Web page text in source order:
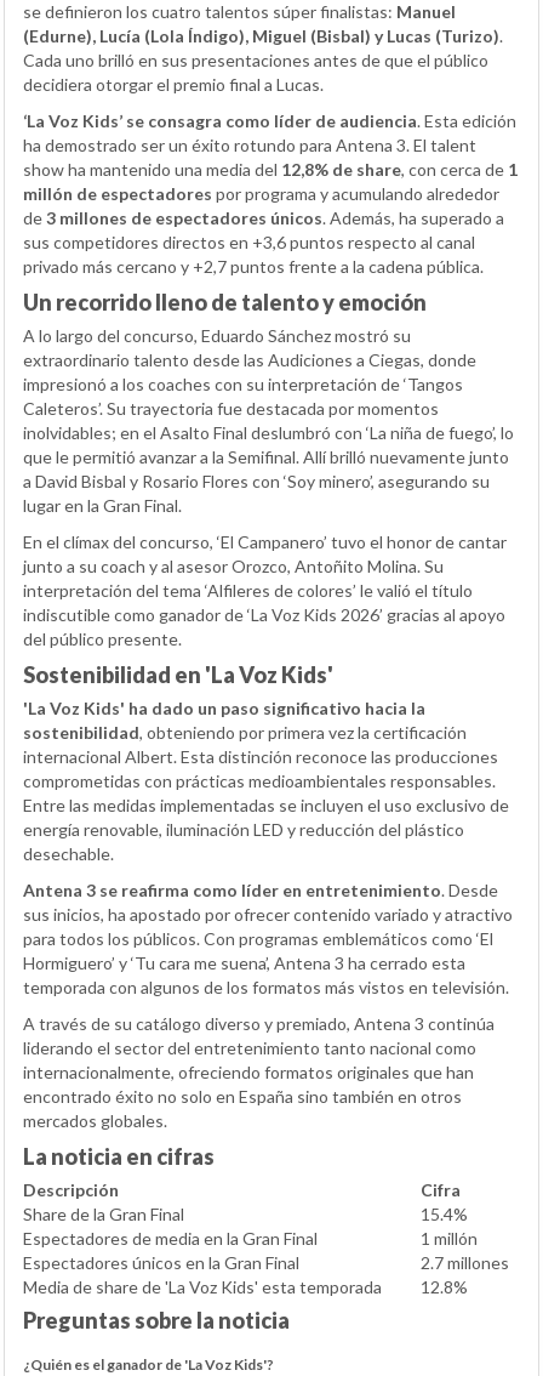
se definieron los cuatro talentos súper finalistas: Manuel
(Edurne), Lucía (Lola Índigo), Miguel (Bisbal) y Lucas (Turizo).
Cada uno brilló en sus presentaciones antes de que el público
decidiera otorgar el premio final a Lucas.
‘La Voz Kids’ se consagra como líder de audiencia. Esta edición
ha demostrado ser un éxito rotundo para Antena 3. El talent
show ha mantenido una media del 12,8% de share, con cerca de 1
millón de espectadores por programa y acumulando alrededor
de3 millones de espectadores únicos. Además, ha superado a
sus competidores directos en +3,6 puntos respecto al canal
privado más cercano y +2,7 puntos frente a la cadena pública.
Un recorrido lleno de talento y emoción
A lo largo del concurso, Eduardo Sánchez mostró su
extraordinario talento desde las Audiciones a Ciegas, donde
impresionó a los coaches con su interpretación de ‘Tangos
Caleteros’. Su trayectoria fue destacada por momentos
inolvidables; en el Asalto Final deslumbró con ‘La niña de fuego’, lo
que le permitió avanzar a la Semifinal. Allí brilló nuevamente junto
a David Bisbal y Rosario Flores con ‘Soy minero’, asegurando su
lugar en la Gran Final.
En el clímax del concurso, ‘El Campanero’ tuvo el honor de cantar
junto a su coach y al asesor Orozco, Antoñito Molina. Su
interpretación del tema ‘Alfileres de colores’ le valió el título
indiscutible como ganador de ‘La Voz Kids 2026’ gracias al apoyo
del público presente.
Sostenibilidad en 'La Voz Kids'
'La Voz Kids' ha dado un paso significativo hacia la
sostenibilidad, obteniendo por primera vez la certificación
internacional Albert. Esta distinción reconoce las producciones
comprometidas con prácticas medioambientales responsables.
Entre las medidas implementadas se incluyen el uso exclusivo de
energía renovable, iluminación LED y reducción del plástico
desechable.
Antena 3 se reafirma como líder en entretenimiento. Desde
sus inicios, ha apostado por ofrecer contenido variado y atractivo
para todos los públicos. Con programas emblemáticos como ‘El
Hormiguero’ y ‘Tu cara me suena’, Antena 3 ha cerrado esta
temporada con algunos de los formatos más vistos en televisión.
A través de su catálogo diverso y premiado, Antena 3 continúa
liderando el sector del entretenimiento tanto nacional como
internacionalmente, ofreciendo formatos originales que han
encontrado éxito no solo en España sino también en otros
mercados globales.
La noticia en cifras
Descripción
Cifra
Share de la Gran Final
15.4%
Espectadores de media en la Gran Final
1 millón
Espectadores únicos en la Gran Final
2.7 millones
Media de share de 'La Voz Kids' esta temporada
12.8%
Preguntas sobre la noticia
¿Quién es el ganador de 'La Voz Kids'?